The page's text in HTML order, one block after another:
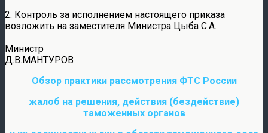
2. Контроль за исполнением настоящего приказа
возложить на заместителя Министра Цыба С.А.
Министр
Д.В.МАНТУРОВ
Обзор практики рассмотрения ФТС России
жалоб на решения, действия (бездействие)
таможенных органов